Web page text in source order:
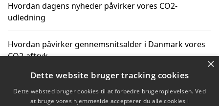
Hvordan dagens nyheder påvirker vores CO2-
udledning
Hvordan påvirker gennemsnitsalder i Danmark vores
CO2-aftryk
Hvordan nyheder om CO2-udledning påvirker vores
hverdag
×
Dette website bruger tracking cookies
Dette websted bruger cookies til at forbedre brugeroplevelsen. Ved
at bruge vores hjemmeside accepterer du alle cookies i